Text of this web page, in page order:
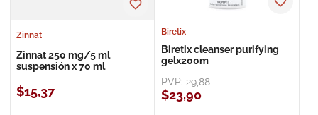
Zinnat
Zinnat 250 mg/5 ml
suspensión x 70 ml
$15,37
Biretix
Biretix cleanser purifying
gelx200m
PVP:29,88
$23,90